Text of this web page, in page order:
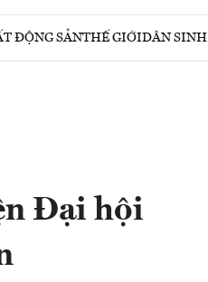
ĐỘNG SẢNTHẾ GIỚIDÂN SINH
Đại hội